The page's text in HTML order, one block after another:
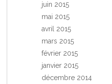
juin 2015
mai 2015
avril 2015
mars 2015
février 2015
janvier 2015
décembre 2014